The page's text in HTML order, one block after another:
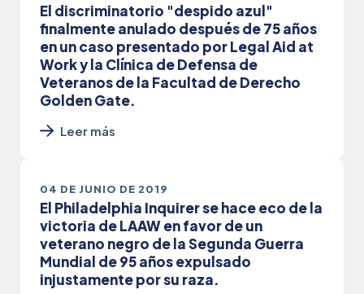
El discriminatorio "despido azul"
finalmente anulado después de 75 años
en un caso presentado por Legal Aid at
Work y la Clínica de Defensa de
Veteranos de la Facultad de Derecho
Golden Gate.
Leer más
04 DE JUNIO DE 2019
El Philadelphia Inquirer se hace eco de la
victoria de LAAW en favor de un
veterano negro de la Segunda Guerra
Mundial de 95 años expulsado
injustamente por su raza.